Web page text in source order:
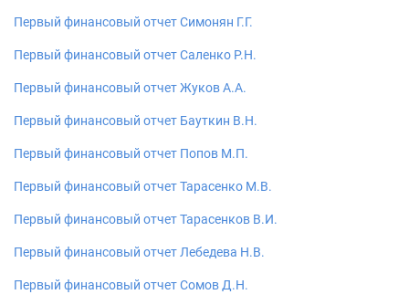
Первый финансовый отчет Симонян Г.Г.
Первый финансовый отчет Саленко Р.Н.
Первый финансовый отчет Жуков А.А.
Первый финансовый отчет Бауткин В.Н.
Первый финансовый отчет Попов М.П.
Первый финансовый отчет Тарасенко М.В.
Первый финансовый отчет Тарасенков В.И.
Первый финансовый отчет Лебедева Н.В.
Первый финансовый отчет Сомов Д.Н.